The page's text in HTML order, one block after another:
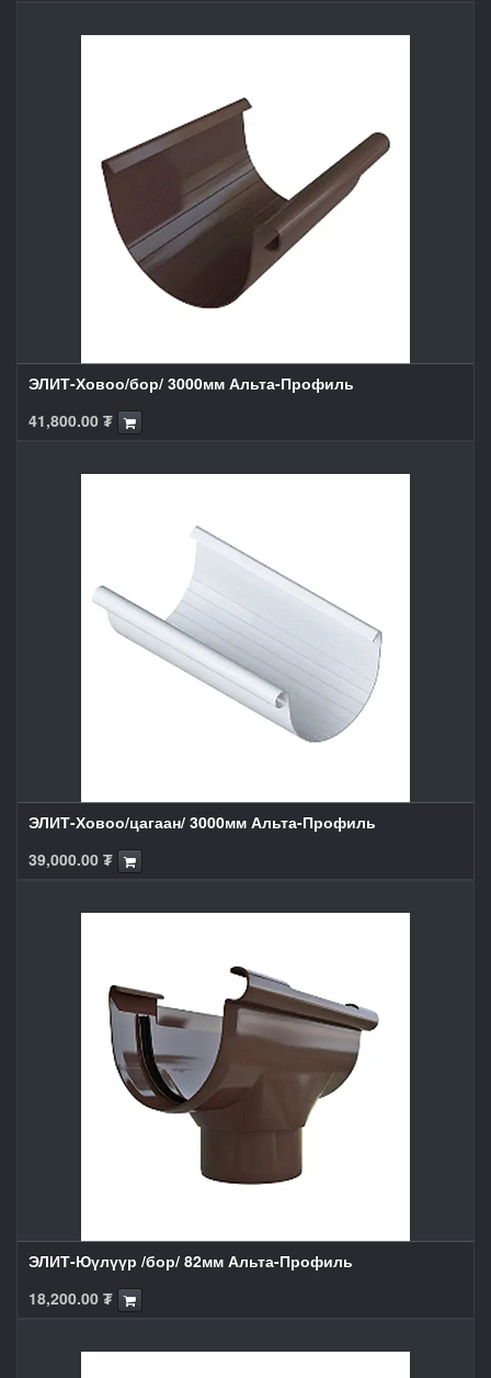
ЭЛИТ-Ховоо/бор/ 3000мм Альта-Профиль
41,800.00 ₮
ЭЛИТ-Ховоо/цагаан/ 3000мм Альта-Профиль
39,000.00 ₮
ЭЛИТ-Юүлүүр /бор/ 82мм Альта-Профиль
18,200.00 ₮